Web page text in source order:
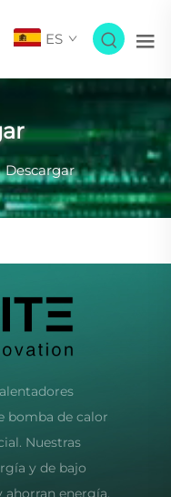
ES
Descargar
bomba de calor
Nuestras
y de bajo
energía.